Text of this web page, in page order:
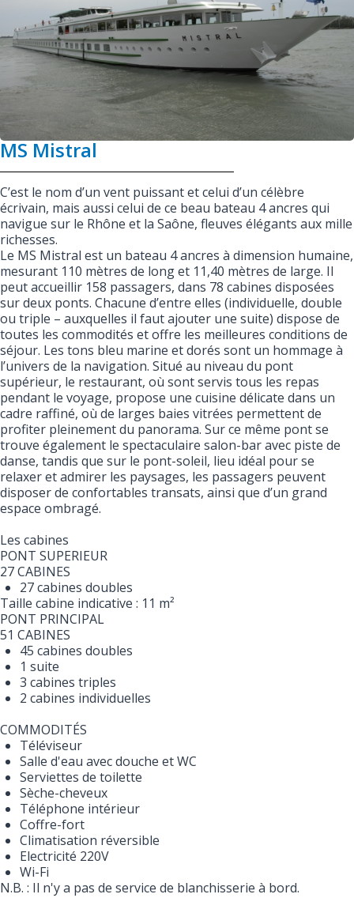
MS Mistral
C’est le nom d’un vent puissant et celui d’un célèbre
écrivain, mais aussi celui de ce beau bateau 4 ancres qui
navigue sur le Rhône et la Saône, fleuves élégants aux mille
richesses.
Le MS Mistral est un bateau 4 ancres à dimension humaine,
mesurant 110 mètres de long et 11,40 mètres de large. Il
peut accueillir 158 passagers, dans 78 cabines disposées
sur deux ponts. Chacune d’entre elles (individuelle, double
ou triple – auxquelles il faut ajouter une suite) dispose de
toutes les commodités et offre les meilleures conditions de
séjour. Les tons bleu marine et dorés sont un hommage à
l’univers de la navigation. Situé au niveau du pont
supérieur, le restaurant, où sont servis tous les repas
pendant le voyage, propose une cuisine délicate dans un
cadre raffiné, où de larges baies vitrées permettent de
profiter pleinement du panorama. Sur ce même pont se
trouve également le spectaculaire salon-bar avec piste de
danse, tandis que sur le pont-soleil, lieu idéal pour se
relaxer et admirer les paysages, les passagers peuvent
disposer de confortables transats, ainsi que d’un grand
espace ombragé.
Les cabines
PONT SUPERIEUR
27 CABINES
27 cabines doubles
Taille cabine indicative : 11 m²
PONT PRINCIPAL
51 CABINES
45 cabines doubles
1 suite
3 cabines triples
2 cabines individuelles
COMMODITÉS
Téléviseur
Salle d'eau avec douche et WC
Serviettes de toilette
Sèche-cheveux
Téléphone intérieur
Coffre-fort
Climatisation réversible
Electricité 220V
Wi-Fi
N.B. : Il n'y a pas de service de blanchisserie à bord.